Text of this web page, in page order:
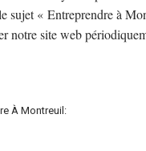
sujet « Entreprendre à
notre site web
À Montreuil: